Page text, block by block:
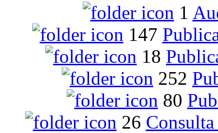
1
147
18
252
80
26